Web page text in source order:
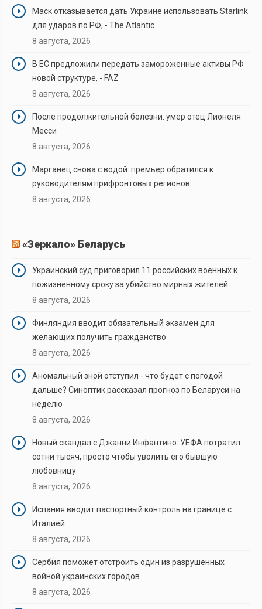
Маск отказывается дать Украине использовать Starlink
для ударов по РФ, - The Atlantic
8 августа, 2026
В ЕС предложили передать замороженные активы РФ
новой структуре, - FAZ
8 августа, 2026
После продолжительной болезни: умер отец Лионеля
Месси
8 августа, 2026
Марганец снова с водой: премьер обратился к
руководителям прифронтовых регионов
8 августа, 2026
«Зеркало» Беларусь
Украинский суд приговорил 11 российских военных к
пожизненному сроку за убийство мирных жителей
8 августа, 2026
Финляндия вводит обязательный экзамен для
желающих получить гражданство
8 августа, 2026
Аномальный зной отступил - что будет с погодой
дальше? Синоптик рассказал прогноз по Беларуси на
неделю
8 августа, 2026
Новый скандал с Джанни Инфантино: УЕФА потратил
сотни тысяч, просто чтобы уволить его бывшую
любовницу
8 августа, 2026
Испания вводит паспортный контроль на границе с
Италией
8 августа, 2026
Сербия поможет отстроить один из разрушенных
войной украинских городов
8 августа, 2026